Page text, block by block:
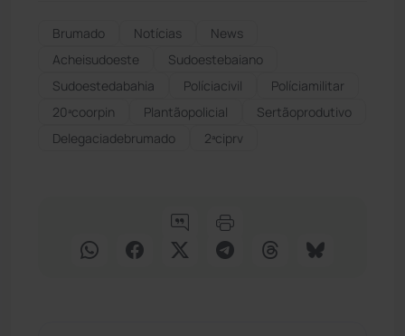
Brumado Notícias
News
Acheisudoeste
Sudoestebaiano
Sudoestedabahia
Políciacivil
Políciamilitar
20ªcoorpin
Plantãopolicial
Sertãoprodutivo
Delegaciadebrumado
2ªciprv